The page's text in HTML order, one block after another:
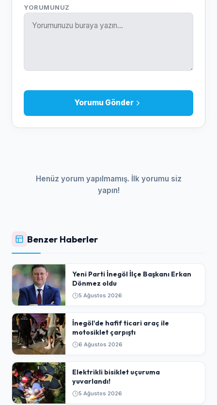
YORUMUNUZ
Yorumu Gönder
Henüz yorum yapılmamış. İlk yorumu siz
yapın!
Benzer Haberler
Yeni Parti İnegöl İlçe Başkanı Erkan
Dönmez oldu
5 Ağustos 2026
İnegöl'de hafif ticari araç ile
motosiklet çarpıştı
6 Ağustos 2026
Elektrikli bisiklet uçuruma
yuvarlandı!
5 Ağustos 2026